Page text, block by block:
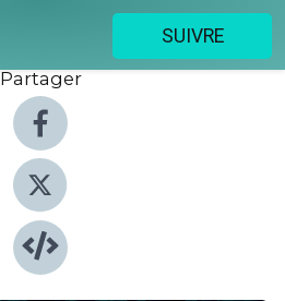
SUIVRE
Partager